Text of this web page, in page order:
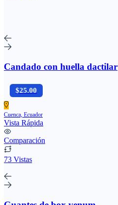
Candado con huella dactilar
$25.00
Cuenca, Ecuador
Vista Rápida
Comparación
73 Vistas